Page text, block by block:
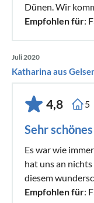
Dünen. Wir
Empfohlen für:
Juli 2020
Katharina aus
4,8 5
Sehr
Es war wie
hat uns an
diesem
Empfohlen für: